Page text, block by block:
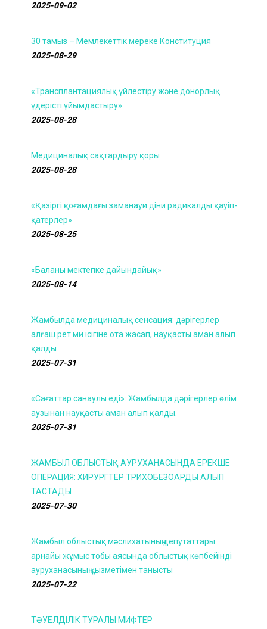
2025-09-02
30 тамыз – Мемлекеттік мереке Конституция
2025-08-29
«Трансплантациялық үйлестіру және донорлық
үдерісті ұйымдастыру»
2025-08-28
Медициналық сақтардыру қоры
2025-08-28
«Қазіргі қоғамдағы заманауи діни радикалды қауіп-
қатерлер»
2025-08-25
«Баланы мектепке дайындайық»
2025-08-14
Жамбылда медициналық сенсация: дәрігерлер
алғаш рет ми ісігіне ота жасап, науқасты аман алып
қалды
2025-07-31
«Сағаттар санаулы еді»: Жамбылда дәрігерлер өлім
аузынан науқасты аман алып қалды.
2025-07-31
ЖАМБЫЛ ОБЛЫСТЫҚ АУРУХАНАСЫНДА ЕРЕКШЕ
ОПЕРАЦИЯ: ХИРУРГТЕР ТРИХОБЕЗОАРДЫ АЛЫП
ТАСТАДЫ
2025-07-30
Жамбыл облыстық мәслихатының депутаттары
арнайы жұмыс тобы аясында облыстық көпбейінді
ауруханасының қызметімен танысты
2025-07-22
ТӘУЕЛДІЛІК ТУРАЛЫ МИФТЕР